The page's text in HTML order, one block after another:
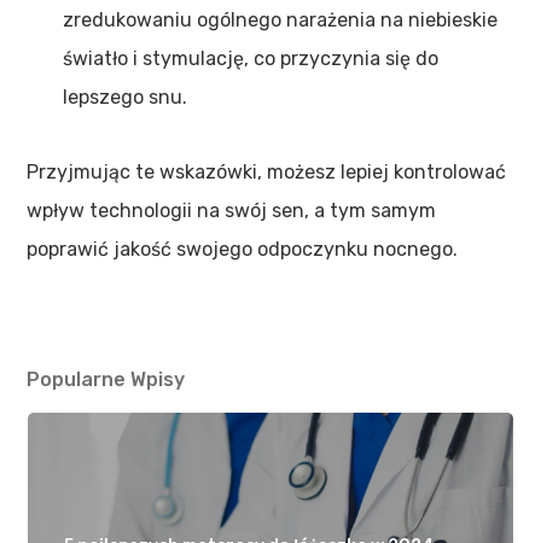
zredukowaniu ogólnego narażenia na niebieskie
światło i stymulację, co przyczynia się do
lepszego snu.
Przyjmując te wskazówki, możesz lepiej kontrolować
wpływ technologii na swój sen, a tym samym
poprawić jakość swojego odpoczynku nocnego.
Popularne Wpisy